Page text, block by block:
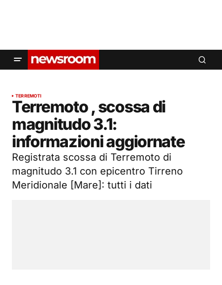
TERREMOTI
Terremoto , scossa di
magnitudo 3.1:
informazioni aggiornate
Registrata scossa di Terremoto di
magnitudo 3.1 con epicentro Tirreno
Meridionale [Mare]: tutti i dati